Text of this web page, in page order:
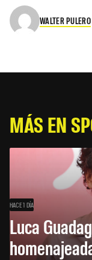
WALTER PULERO
MÁS EN
HACE 1 DÍA
Luca